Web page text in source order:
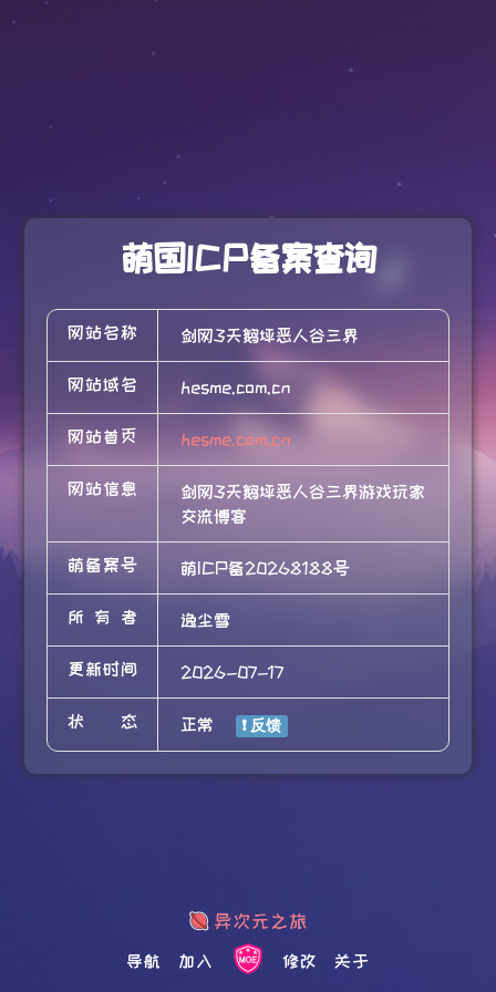
萌国ICP备案查询
网站名称 剑网3天鹅坪恶人谷三界
网站域名 hesme.com.cn
网站首页 hesme.com.cn
网站信息
剑网3天鹅坪恶人谷三界游戏玩家
交流博客
萌备案号 萌ICP备20268188号
所有者 逸尘雪
更新时间 2026-07-17
状态 正常
导航 加入 修改 关于